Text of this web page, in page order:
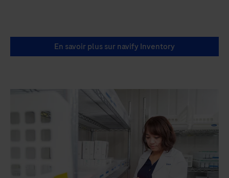
En savoir plus sur navify Inventory